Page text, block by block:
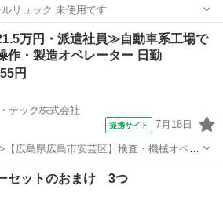
リュック 未使用です
駅 おもちゃ モンスターボール
万円・派遣社員≫自動車系工場で
作・製造オペレーター 日勤
円
テック株式会社
提携サイト 7月18日
【広島県広島市安芸区】検査・機械オペレ
77 仕事概要 仕事概要 自
ケット／フィラーパイプ／インレットパ
その他
セットのおまけ 3つ